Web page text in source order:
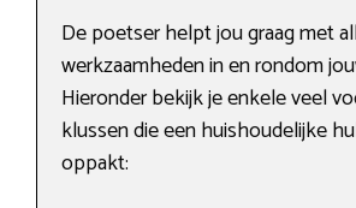
De poetser helpt jou graag met
werkzaamheden in en rondom
Hieronder bekijk je enkele veel
klussen die een huishoudelijke
oppakt: